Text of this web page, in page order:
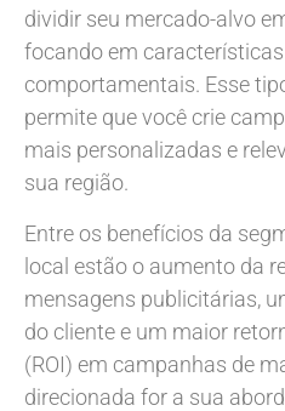
dividir seu mercado-alvo
focando em
comportamentais. Esse
permite que você crie
mais personalizadas e
sua região.
Entre os benefícios da
local estão o aumento da
mensagens publicitárias,
do cliente e um maior
(ROI) em campanhas de
direcionada for a sua